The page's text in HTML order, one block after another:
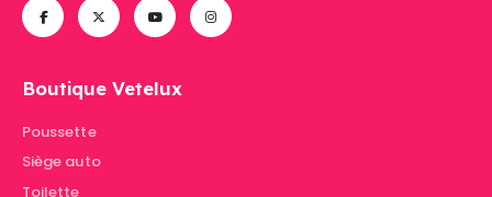
Boutique Vetelux
Poussette
Siège auto
Toilette